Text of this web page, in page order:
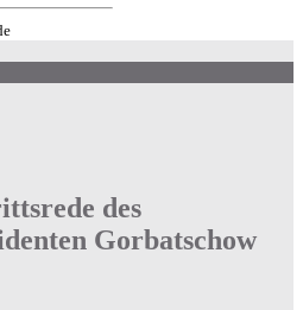
des
Gorbatschow